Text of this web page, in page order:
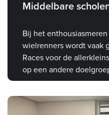
Middelbare
Bij het
wielrenners wordt vaak
Races voor de
op een andere